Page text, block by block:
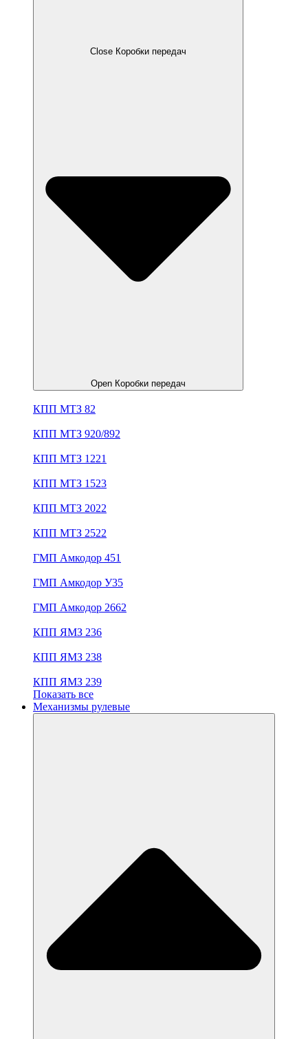
Close Коробки передач
Open Коробки передач
КПП МТЗ 82
КПП МТЗ 920/892
КПП МТЗ 1221
КПП МТЗ 1523
КПП МТЗ 2022
КПП МТЗ 2522
ГМП Амкодор 451
ГМП Амкодор У35
ГМП Амкодор 2662
КПП ЯМЗ 236
КПП ЯМЗ 238
КПП ЯМЗ 239
Показать все
Механизмы рулевые